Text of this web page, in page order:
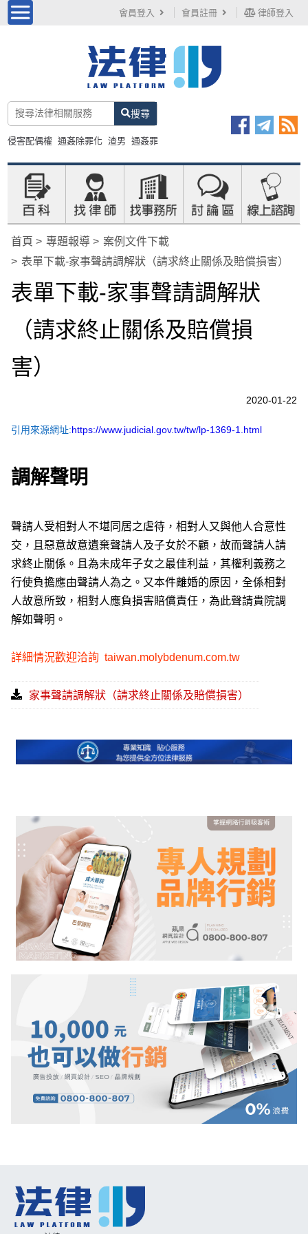
會員登入 會員註冊 律師登入
搜尋
侵害配偶權 通姦除罪化 渣男 通姦罪
首頁 專題報導
案例文件下載
表單下載-家事聲請調解狀（請求終止關係及賠償損害）
表單下載-家事聲請調解狀
（請求終止關係及賠償損
害）
2020-01-22
引用來源網址:https://www.judicial.gov.tw/tw/lp-1369-1.html
調解聲明
聲請人受相對人不堪同居之虐待，相對人又與他人合意性
交，且惡意故意遺棄聲請人及子女於不顧，故而聲請人請
求終止關係。且為未成年子女之最佳利益，其權利義務之
行使負擔應由聲請人為之。又本件離婚的原因，全係相對
人故意所致，相對人應負損害賠償責任，為此聲請貴院調
解如聲明。
詳細情況歡迎洽詢taiwan.molybdenum.com.tw
家事聲請調解狀（請求終止關係及賠償損害）